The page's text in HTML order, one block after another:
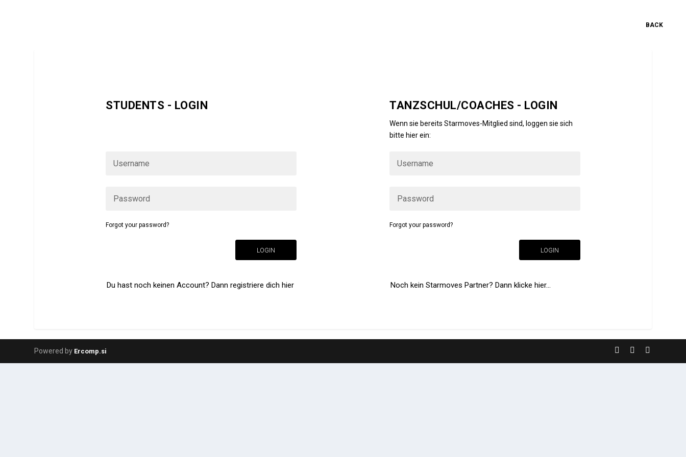
BACK
STUDENTS - LOGIN
Forgot your password?
LOGIN
Du hast noch keinen Account? Dann registriere dich hier
TANZSCHUL/COACHES - LOGIN
Wenn sie bereits Starmoves-Mitglied sind, loggen sie sich
bitte hier ein:
Forgot your password?
LOGIN
Noch kein Starmoves Partner? Dann klicke hier...
Powered by Ercomp.si